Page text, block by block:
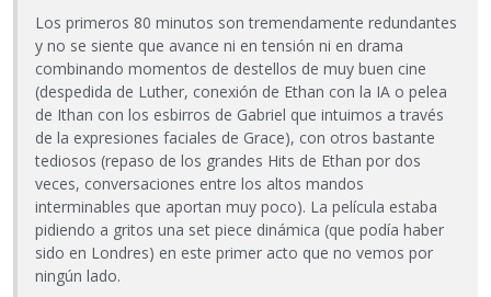
Los primeros 80 minutos son tremendamente redundantes
y no se siente que avance ni en tensión ni en drama
combinando momentos de destellos de muy buen cine
(despedida de Luther, conexión de Ethan con la IA o pelea
de Ithan con los esbirros de Gabriel que intuimos a través
de la expresiones faciales de Grace), con otros bastante
tediosos (repaso de los grandes Hits de Ethan por dos
veces, conversaciones entre los altos mandos
interminables que aportan muy poco). La película estaba
pidiendo a gritos una set piece dinámica (que podía haber
sido en Londres) en este primer acto que no vemos por
ningún lado.